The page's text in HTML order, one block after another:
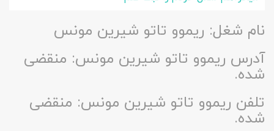
نام شغل: ریموو تاتو شیرین مونس
آدرس ریموو تاتو شیرین مونس: منقضی
شده.
تلفن ریموو تاتو شیرین مونس: منقضی
شده.